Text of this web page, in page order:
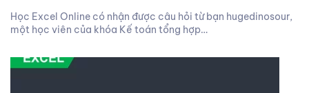
Học Excel Online có nhận được câu hỏi từ bạn hugedinosour,
một học viên của khóa Kế toán tổng hợp…